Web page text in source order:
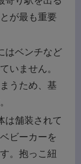
が最も重要
はベンチなど
いません。
うため、基
は舗装されて
ビーカーを
。抱っこ紐